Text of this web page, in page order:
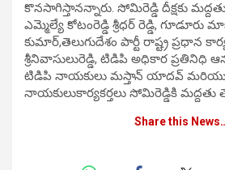
కొనసాగిస్తానన్నారు. సోమిరెడ్డి దీక్షకు
ఎమ్మెల్యే కోటంరెడ్డి శ్రీధర్ రెడ్డి,
కుమార్,తెలుగుదేశం పార్టీ రాష్ట్ర ప్రధాన
శ్రీనివాసులురెడ్డి, టిడిపి అధికార ప్రతినిధి
టిడిపి నాయకులు మస్తాన్ యాదవ్ మరియు
నాయకులుకార్యకర్తలు సోమిరెడ్డికి మద్దతు
Share this